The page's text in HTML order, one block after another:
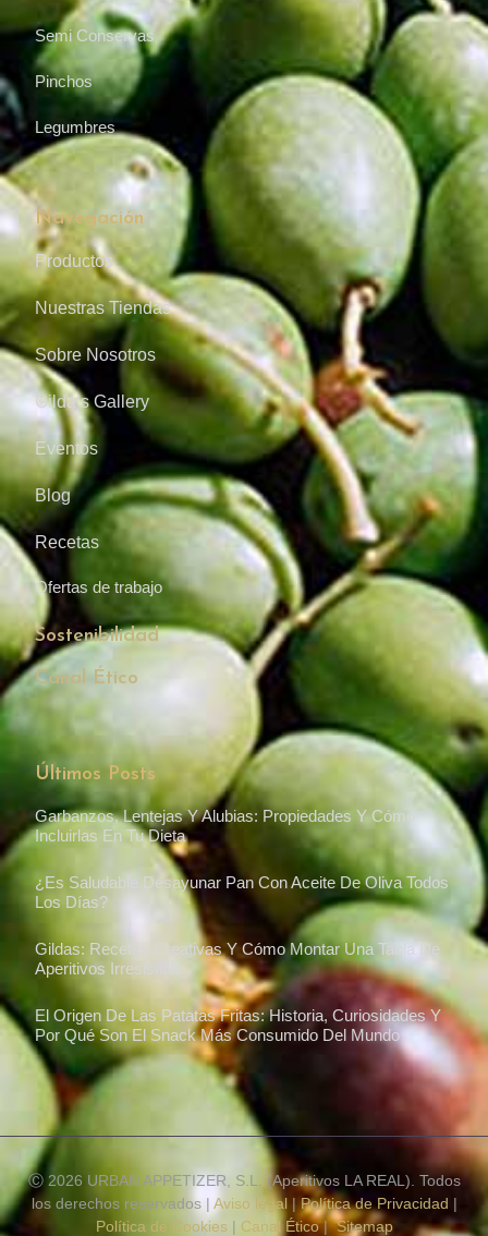
Semi Conservas
Pinchos
Legumbres
Navegación
Productos
Nuestras Tiendas
Sobre Nosotros
Gilda’s Gallery
Eventos
Blog
Recetas
Ofertas de trabajo
Sostenibilidad
Canal Ético
Últimos Posts
Garbanzos, Lentejas Y Alubias: Propiedades Y Cómo
Incluirlas En Tu Dieta
¿Es Saludable Desayunar Pan Con Aceite De Oliva Todos
Los Días?
Gildas: Recetas Creativas Y Cómo Montar Una Tabla De
Aperitivos Irresistible
El Origen De Las Patatas Fritas: Historia, Curiosidades Y
Por Qué Son El Snack Más Consumido Del Mundo
Ⓒ 2026 URBAN APPETIZER, S.L. (Aperitivos LA REAL). Todos
los derechos reservados | Aviso legal|Política de Privacidad |
Política de Cookies | Canal Ético|Sitemap